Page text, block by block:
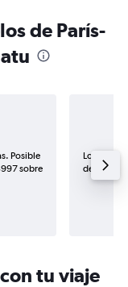
de París-
Posible
sobre
Los
de precios
tu viaje